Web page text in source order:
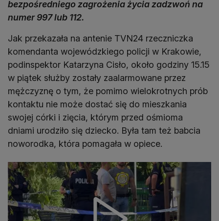
bezpośredniego zagrożenia życia zadzwoń na
numer 997 lub 112.
Jak przekazała na antenie TVN24 rzeczniczka
komendanta wojewódzkiego policji w Krakowie,
podinspektor Katarzyna Cisło, około godziny 15.15
w piątek służby zostały zaalarmowane przez
mężczyznę o tym, że pomimo wielokrotnych prób
kontaktu nie może dostać się do mieszkania
swojej córki i zięcia, którym przed ośmioma
dniami urodziło się dziecko. Była tam też babcia
noworodka, która pomagała w opiece.